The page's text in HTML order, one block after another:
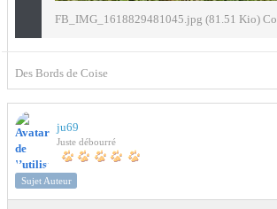
FB_IMG_1618829481045.jpg (81.51 Kio)
Des Bords de Coise
ju69
Juste débourré
Sujet Auteur